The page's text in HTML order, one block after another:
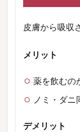
皮膚から吸収
メリット
薬を飲むの
ノミ・ダ
デメリット